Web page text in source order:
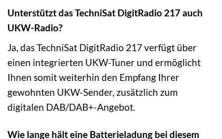
Unterstützt das TechniSat DigitRadio 217 auch
UKW-Radio?
Ja, das TechniSat DigitRadio 217 verfügt über
einen integrierten UKW-Tuner und ermöglicht
Ihnen somit weiterhin den Empfang Ihrer
gewohnten UKW-Sender, zusätzlich zum
digitalen DAB/DAB+-Angebot.
Wie lange hält eine Batterieladung bei diesem